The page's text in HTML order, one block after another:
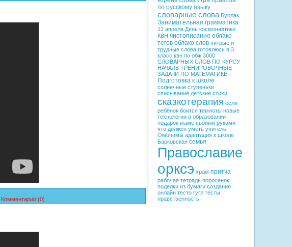
по русскому языку
словарные слова Бурлак
Занимательная грамматика
12 апреля День космонавтики
КВН чистописание облако
тегов облако слов хитрые и
трудные слова готовлюсь в 3
класс квн по обж 3000
СЛОВАРНЫХ СЛОВ ПО КУРСУ
НАЧАЛЬ ТРЕНИРОВОЧНЫЕ
ЗАДАЧИ ПО МАТЕМАТИКЕ
Подготовка к школе
солнечные ступеньки
списывание детские стихи
сказкотерапия если
ребёнок боится темноты новые
технологии в образовании
подарок маме своими руками
что должен уметь учитель
Омонимы адаптация к школе
Барковская семья
Православие
орксэ храм притча
рабочая тетрадь поросенок
поделки из бумаги создание
онлайн тесто гугл тесты
нравственность
Комментарии (0)